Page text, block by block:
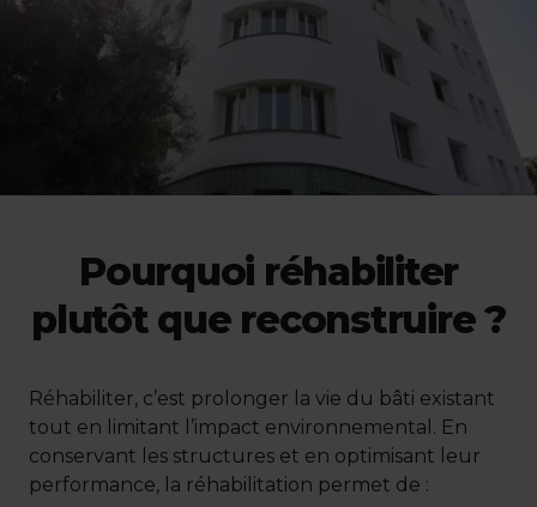
Pourquoi réhabiliter
plutôt que reconstruire ?
Réhabiliter, c’est prolonger la vie du bâti existant
tout en limitant l’impact environnemental. En
conservant les structures et en optimisant leur
performance, la réhabilitation permet de :